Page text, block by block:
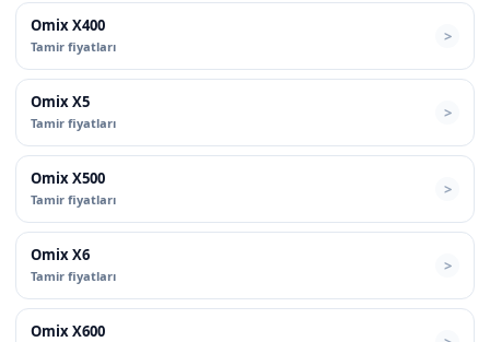
Omix X400
Tamir fiyatları
Omix X5
Tamir fiyatları
Omix X500
Tamir fiyatları
Omix X6
Tamir fiyatları
Omix X600